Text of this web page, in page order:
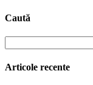
Caută
Articole recente